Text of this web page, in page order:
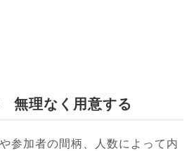
無理なく用意する
参加者の間柄、人数によって内